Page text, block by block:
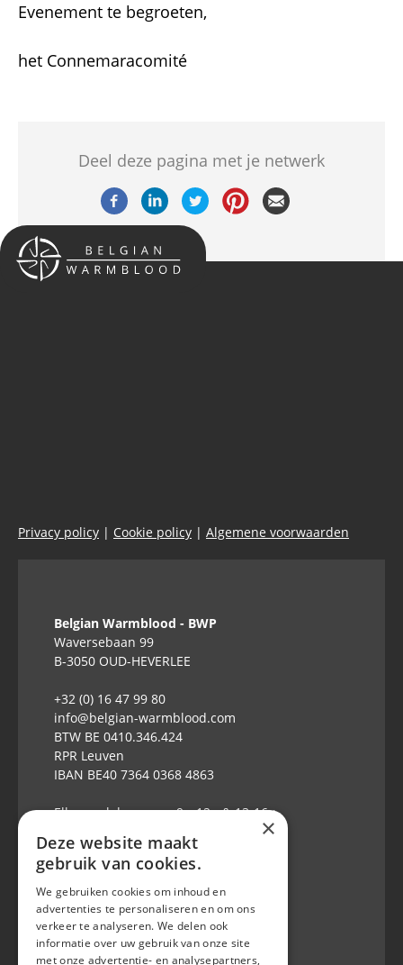
Evenement te begroeten,
het Connemaracomité
Deel deze pagina met je netwerk
Privacy policy | Cookie policy | Algemene voorwaarden
Belgian Warmblood - BWP
Waversebaan 99
B-3050 OUD-HEVERLEE
+32 (0) 16 47 99 80
info@belgian-warmblood.com
BTW BE 0410.346.424
RPR Leuven
IBAN BE40 7364 0368 4863
Elke weekdag open: 9u-12u & 13-16u
Volg ons op
×
Deze website maakt
gebruik van cookies.
We gebruiken cookies om inhoud en
advertenties te personaliseren en om ons
verkeer te analyseren. We delen ook
informatie over uw gebruik van onze site
met onze advertentie- en analysepartners,